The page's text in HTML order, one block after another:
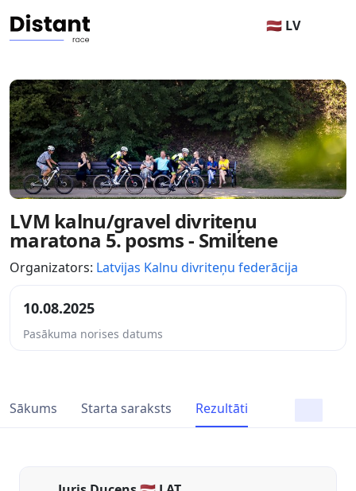
🇱🇻 LV
LVM kalnu/gravel divriteņu
maratona 5. posms - Smiltene
Organizators: Latvijas Kalnu divriteņu federācija
10.08.2025
Pasākuma norises datums
Sākums Starta saraksts Rezultāti